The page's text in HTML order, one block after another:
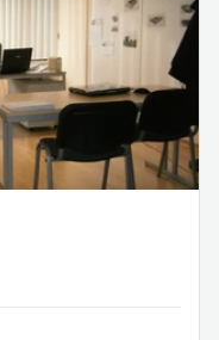
Noord), Roeselare